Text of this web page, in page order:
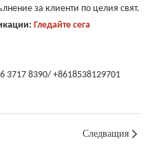
за клиенти по целия свят.
Гледайте сега
3717 8390/ +8618538129701
Следващия